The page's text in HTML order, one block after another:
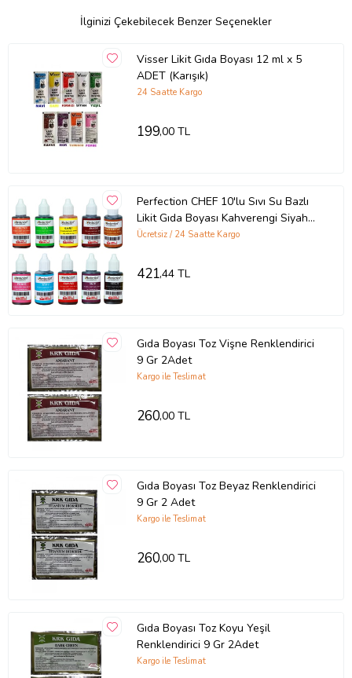
İlginizi Çekebilecek Benzer Seçenekler
Visser Likit Gıda Boyası 12 ml x 5
ADET (Karışık)
24 Saatte Kargo
199,00 TL
Perfection CHEF 10'lu Sıvı Su Bazlı
Likit Gıda Boyası Kahverengi Siyah
Bordo Pembe Turuncu Sarı Kırmızı
Ücretsiz / 24 Saatte Kargo
421,44 TL
Gıda Boyası Toz Vişne Renklendirici
9 Gr 2Adet
Kargo ile Teslimat
260,00 TL
Gıda Boyası Toz Beyaz Renklendirici
9 Gr 2 Adet
Kargo ile Teslimat
260,00 TL
Gıda Boyası Toz Koyu Yeşil
Renklendirici 9 Gr 2Adet
Kargo ile Teslimat